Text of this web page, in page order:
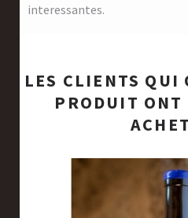
interessantes.
LES CLIENTS QUI
PRODUIT ONT